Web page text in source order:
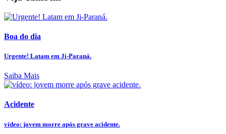
Boa do dia
Urgente! Latam em Ji-Paraná.
Saiba Mais
Acidente
vídeo: jovem morre após grave acidente.